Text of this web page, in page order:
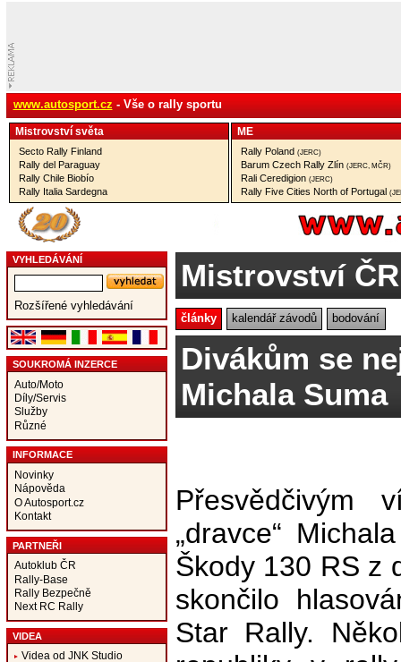
www.autosport.cz - Vše o rally sportu
Mistrovství­ světa
Secto Rally Finland
Rally del Paraguay
Rally Chile Biobío
Rally Italia Sardegna
ME
Rally Poland (JERC)
Barum Czech Rally Zlín (JERC, MČR)
Rali Ceredigion (JERC)
Rally Five Cities North of Portugal
VYHLEDÁVÁNÍ
Rozšířené vyhledávání
SOUKROMÁ INZERCE
Auto/Moto
Díly/Servis
Služby
Různé
INFORMACE
Novinky
Nápověda
O Autosport.cz
Kontakt
PARTNEŘI
Autoklub ČR
Rally-Base
Rally Bezpečně
Next RC Rally
VIDEA
Videa od JNK Studio
Mistrovství
články kalendář závodů bodování
Divákům se
Michala Suma
Přesvědčivým
„dravce“
Škody 130 RS z
skončilo
Star Rally.